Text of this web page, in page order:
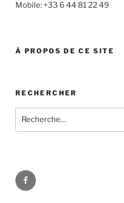
Mobile: +33 6 44 81 22 49
À PROPOS DE CE SITE
RECHERCHER
pour
Facebook